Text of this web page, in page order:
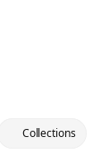
Collections